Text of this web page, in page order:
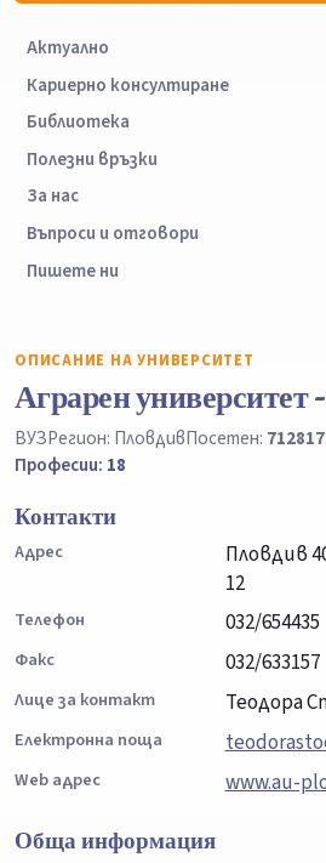
Актуално
Кариерно консултиране
Библиотека
Полезни връзки
За нас
Въпроси и отговори
Пишете ни
ОПИСАНИЕ НА УНИВЕРСИТЕТ
Аграрен университет
ВУЗРегион: ПловдивПосетен: 712817
Професии: 18
Контакти
Адрес
Пловдив
12
Телефон 032/654435
Факс 032/633157
Лице за контакт Теодора
Електронна поща
Web адрес
www.au-
Обща информация